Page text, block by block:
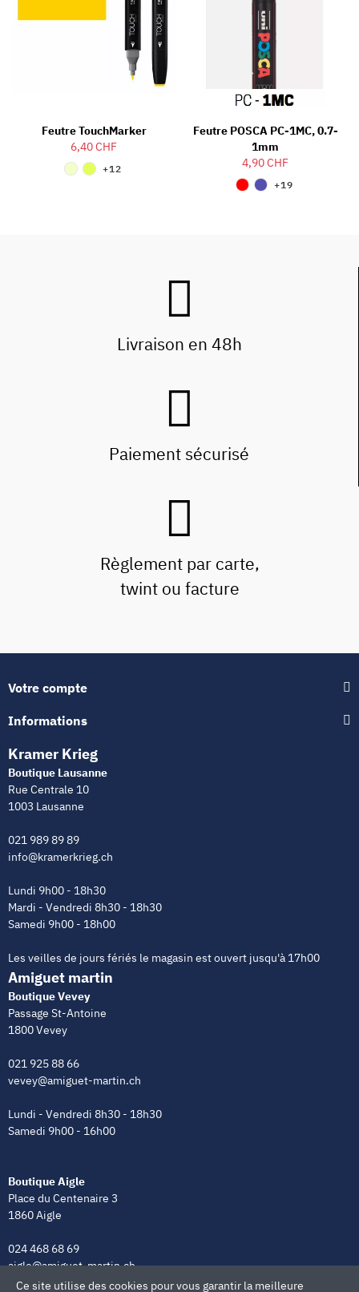
Feutre TouchMarker
6,40 CHF
+12
Feutre POSCA PC-1MC, 0.7-
1mm
4,90 CHF
+19
Livraison en 48h
Paiement sécurisé
Règlement par carte,
twint ou facture
Votre compte
Informations
Kramer Krieg
Boutique Lausanne
Rue Centrale 10
1003 Lausanne
021 989 89 89
info@kramerkrieg.ch
Lundi 9h00 - 18h30
Mardi - Vendredi 8h30 - 18h30
Samedi 9h00 - 18h00
Les veilles de jours fériés le magasin est ouvert jusqu'à 17h00
Amiguet martin
Boutique Vevey
Passage St-Antoine
1800 Vevey
021 925 88 66
vevey@amiguet-martin.ch
Lundi - Vendredi 8h30 - 18h30
Samedi 9h00 - 16h00
Boutique Aigle
Place du Centenaire 3
1860 Aigle
024 468 68 69
aigle@amiguet-martin.ch
Ce site utilise des cookies pour vous garantir la meilleure